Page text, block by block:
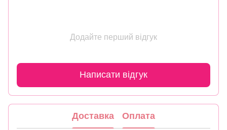
Додайте перший відгук
Написати відгук
Доставка Оплата